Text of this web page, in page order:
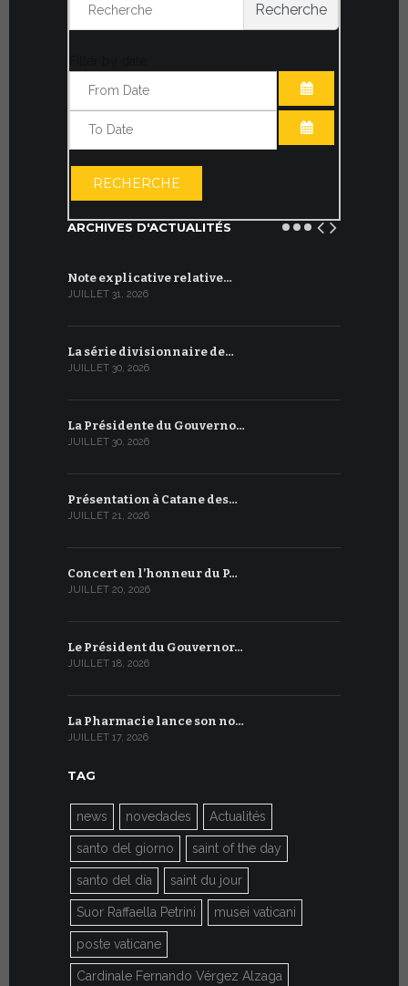
Recherche
OUVRIR LE
RECHERCHE
ARCHIVES D'ACTUALITÉS
Note explicative relative…
JUILLET 31, 2026
La série divisionnaire de…
JUILLET 30, 2026
La Présidente du Gouverno…
JUILLET 30, 2026
Présentation à Catane des…
JUILLET 21, 2026
Concert en l’honneur du P…
JUILLET 20, 2026
Le Président du Gouvernor…
JUILLET 18, 2026
La Pharmacie lance son no…
JUILLET 17, 2026
TAG
news novedades Actualités
santo del giorno saint of the day
santo del día saint du jour
Suor Raffaella Petrini musei vaticani
poste vaticane
Cardinale Fernando Vérgez Alzaga